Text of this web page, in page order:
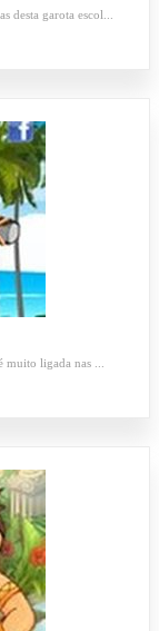
desta garota escol...
ligada nas ...